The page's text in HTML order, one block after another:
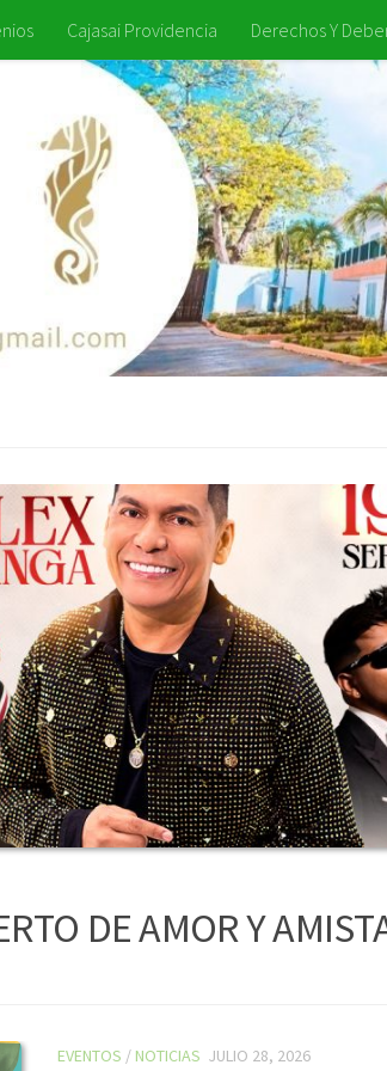
Cajasai Providencia Derechos Y
DE AMOR Y
EVENTOS / NOTICIAS JULIO 28, 2026